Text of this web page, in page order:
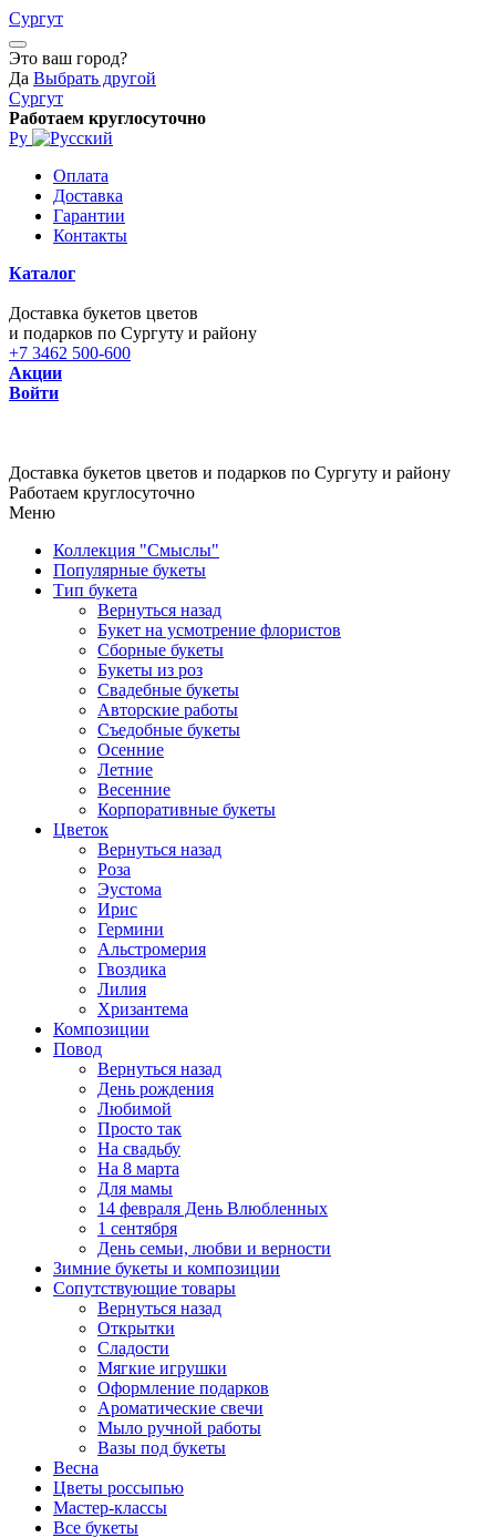
Сургут
Это ваш город?
Да Выбрать другой
Сургут
Работаем круглосуточно
Ру
Оплата
Доставка
Гарантии
Контакты
Каталог
Доставка букетов цветов
и подарков по Сургуту и району
+7 3462 500-600
Акции
Войти
Доставка букетов цветов и подарков по Сургуту и району
Работаем круглосуточно
Меню
Коллекция "Смыслы"
Популярные букеты
Тип букета
Вернуться назад
Букет на усмотрение флористов
Сборные букеты
Букеты из роз
Свадебные букеты
Авторские работы
Съедобные букеты
Осенние
Летние
Весенние
Корпоративные букеты
Цветок
Вернуться назад
Роза
Эустома
Ирис
Гермини
Альстромерия
Гвоздика
Лилия
Хризантема
Композиции
Повод
Вернуться назад
День рождения
Любимой
Просто так
На свадьбу
На 8 марта
Для мамы
14 февраля День Влюбленных
1 сентября
День семьи, любви и верности
Зимние букеты и композиции
Сопутствующие товары
Вернуться назад
Открытки
Сладости
Мягкие игрушки
Оформление подарков
Ароматические свечи
Мыло ручной работы
Вазы под букеты
Весна
Цветы россыпью
Мастер-классы
Все букеты